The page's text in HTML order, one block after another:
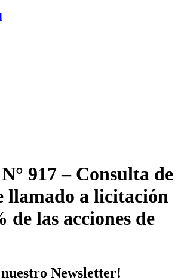
917 – Consulta de
llamado a licitación
de las acciones de
nuestro Newsletter!